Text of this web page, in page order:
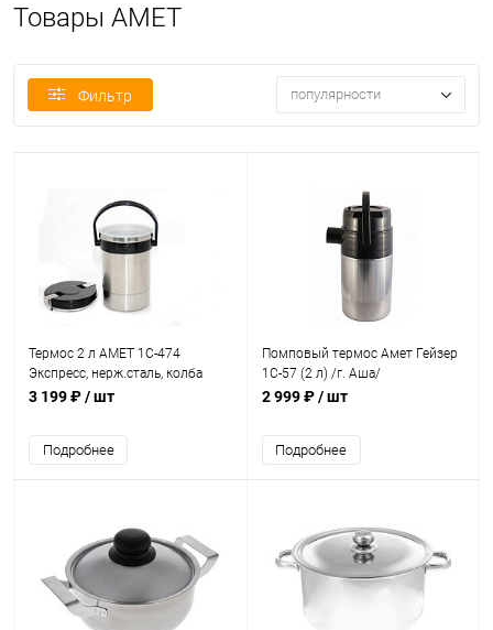
Товары АМЕТ
Фильтр популярности
Термос 2 л АМЕТ 1С-474
Экспресс, нерж.сталь, колба
нерж.сталь, широкое горло
3 199 ₽/ шт
Подробнее
Помповый термос Амет Гейзер
1С-57 (2 л) /г. Аша/
2 999 ₽/ шт
Подробнее